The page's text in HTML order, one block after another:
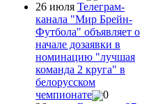
26 июля Телеграм-
канала "Мир Брейн-
Футбола" объявляет о
начале дозаявки в
номинацию "лучшая
команда 2 круга" в
белорусском
чемпионате
0